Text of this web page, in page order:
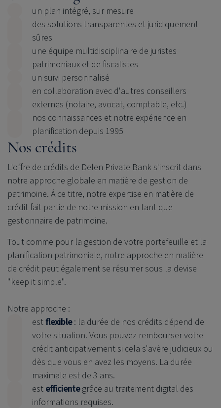
un plan intégré, sur mesure
des solutions transparentes et juridiquement
sûres
une équipe multidisciplinaire de juristes
patrimoniaux et de fiscalistes
un suivi personnalisé
en collaboration avec d'autres conseillers
externes (notaire, avocat, comptable, etc.)
nos connaissances et notre expérience en
planification depuis 1995
Nos crédits
L'offre de crédits de Delen Private Bank s'inscrit dans
notre approche globale en matière de gestion de
patrimoine. Á ce titre, notre expertise en matière de
crédit fait partie de notre mission en tant que
gestionnaire de patrimoine.
Tout comme pour la gestion de votre portefeuille et la
planification patrimoniale, notre approche en matière
de crédit peut également se résumer sous la devise
"keep it simple".
Notre approche :
estflexible: la durée de nos crédits dépend de
votre situation. Vous pouvez rembourser votre
crédit anticipativement si cela s'avère judicieux ou
dès que vous en avez les moyens. La durée
maximale est de 3 ans.
est efficientegrâce au traitement digital des
informations requises.